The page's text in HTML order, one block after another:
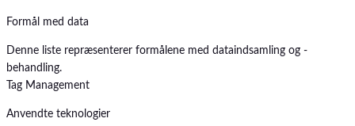
Formål med data
Denne liste repræsenterer formålene med dataindsamling og -
behandling.
Tag Management
Anvendte teknologier